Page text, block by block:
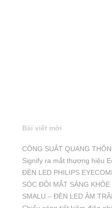
Bài viết mới
CÔNG SUẤT QUANG
Signify ra mắt thương hiệu
ĐÈN LED PHILIPS
SÓC ĐÔI MẮT SÁNG KHỎE
SMALU – ĐÈN LED ÂM